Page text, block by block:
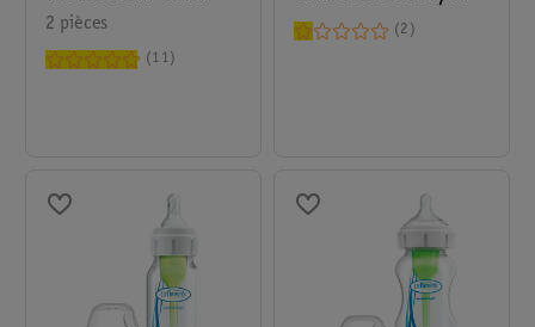
Étroit
2 pièces
11
2